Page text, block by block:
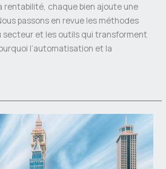
chaque bien ajoute une
passons en revue les méthodes
secteur et les outils qui transforment
l’automatisation et la